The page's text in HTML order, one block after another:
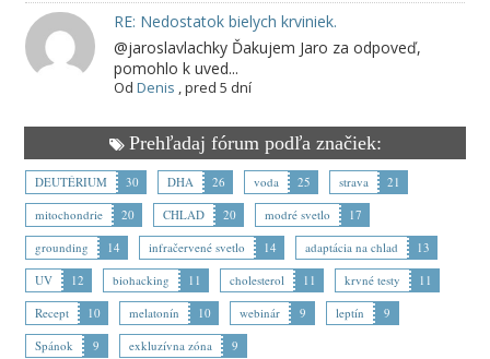
RE: Nedostatok bielych krviniek.
@jaroslavlachky Ďakujem Jaro za odpoveď,
pomohlo k uved...
Od Denis ,pred 5 dní
Prehľadaj fórum podľa značiek:
DEUTÉRIUM 30 DHA 26 voda 25 strava
21
mitochondrie
20 CHLAD 20 modré svetlo
17
grounding
14 infračervené svetlo 14 adaptácia na chlad
13
UV
12 biohacking 11 cholesterol 11 krvné testy
11
Recept
10 melatonín 10 webinár 9 leptín
9
Spánok
9 exkluzívna zóna 9